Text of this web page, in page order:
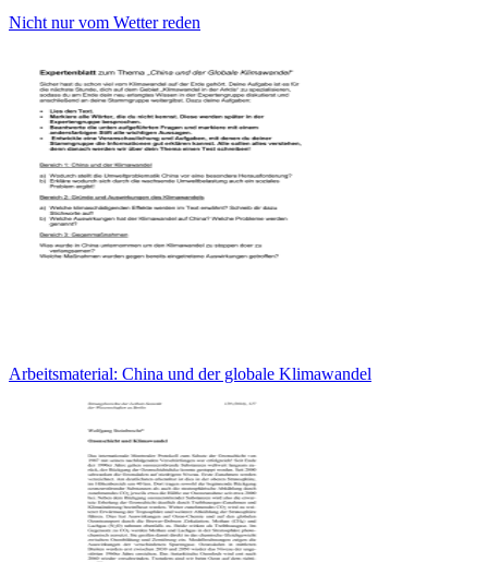
Nicht nur vom Wetter reden
Arbeitsmaterial: China und der globale Klimawandel